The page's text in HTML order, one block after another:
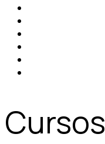
Cursos